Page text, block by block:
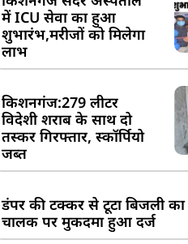
में ICU सेवा का हुआ
शुभारंभ,मरीजों को मिलेगा
लाभ
किशनगंज:279 लीटर
विदेशी शराब के साथ दो
तस्कर गिरफ्तार, स्कॉर्पियो
जब्त
डंपर की टक्कर से टूटा बिजली
चालक पर मुकदमा हुआ दर्ज